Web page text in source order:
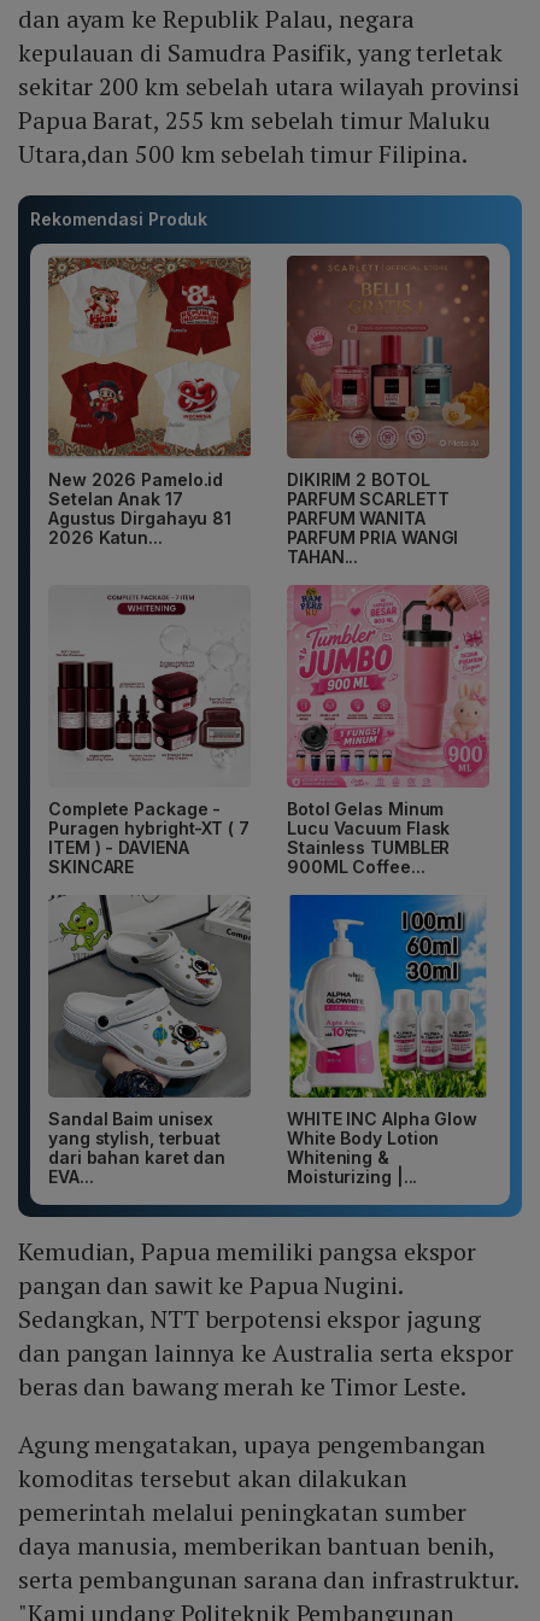
dan ayam ke Republik Palau, negara
kepulauan di Samudra Pasifik, yang terletak
sekitar 200 km sebelah utara wilayah provinsi
Papua Barat, 255 km sebelah timur Maluku
Utara,dan 500 km sebelah timur Filipina.
Rekomendasi Produk
New 2026 Pamelo.id
Setelan Anak 17
Agustus Dirgahayu 81
2026 Katun...
DIKIRIM 2 BOTOL
PARFUM SCARLETT
PARFUM WANITA
PARFUM PRIA WANGI
TAHAN...
Complete Package -
Puragen hybright-XT ( 7
ITEM ) - DAVIENA
SKINCARE
Botol Gelas Minum
Lucu Vacuum Flask
Stainless TUMBLER
900ML Coffee...
Sandal Baim unisex
yang stylish, terbuat
dari bahan karet dan
EVA...
WHITE INC Alpha Glow
White Body Lotion
Whitening &
Moisturizing |...
Kemudian, Papua memiliki pangsa ekspor
pangan dan sawit ke Papua Nugini.
Sedangkan, NTT berpotensi ekspor jagung
dan pangan lainnya ke Australia serta ekspor
beras dan bawang merah ke Timor Leste.
Agung mengatakan, upaya pengembangan
komoditas tersebut akan dilakukan
pemerintah melalui peningkatan sumber
daya manusia, memberikan bantuan benih,
serta pembangunan sarana dan infrastruktur.
"Kami undang Politeknik Pembangunan